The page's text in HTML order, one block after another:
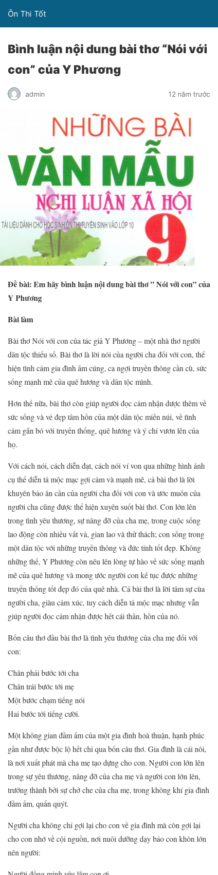
Ôn Thi Tốt
Bình luận nội dung bài thơ “Nói với
con” của Y Phương
admin 12 năm trước
Đề bài: Em hãy bình luận nội dung bài thơ ” Nói với con” của
Y Phương
Bài làm
Bài thơ Nói với con của tác giả Y Phương – một nhà thơ người
dân tộc thiểu số. Bài thơ là lời nói của người cha đối với con, thể
hiện tình cảm gia đình ấm cúng, ca ngợi truyền thông cần cù, sức
sống mạnh mẽ của quê hương và dân tộc mình.
Hơn thế nữa, bài thơ còn giúp người đọc cảm nhận dược thêm về
sức sống và vẻ đẹp tâm hồn của một dân tộc miền núi, về tình
cảm gắn bó với truyền thống, quê hương và ý chí vươn lên của
họ.
Với cách nói, cách diễn đạt, cách nói ví von qua những hình ảnh
cụ thể diễn tả mộc mạc gợi cảm và mạnh mẽ, cả bài thơ là lời
khuyên bảo ân cần của người cha đối với con và ước muốn của
người cha cũng được thể hiện xuyên suốt bài thơ. Con lớn lên
trong tình yêu thương, sự nâng đỡ của cha mẹ, trong cuộc sống
lao động còn nhiều vất vả, gian lao và thử thách; con sống trong
một dân tộc với những truyền thông và đức tính tốt đẹp. Không
những thế, Y Phương còn nêu lên lòng tự hào về sức sống mạnh
mẽ của quê hương và mong ước người con kế tục được những
truyền thống tốt đẹp đó của quê nhà. Cả bài thơ là lời tâm sự cùa
người cha, giàu cảm xúc, tuy cách diễn tả mộc mạc nhưng vẫn
giúp người đọc cảm nhận được hết cái thần, hồn của nó.
Bốn câu thơ đầu bài thơ là tình yêu thương của cha mẹ đối với
con:
Chân phải bước tới cha
Chân trái bước tới mẹ
Một bước chạm tiếng nói
Hai bước tới tiếng cười.
Một không gian đầm ấm của một gia đình hoà thuận, hạnh phúc
gần như được bộc lộ hết chỉ qua bốn câu thơ. Gia đình là cái nôi,
là nơi xuất phát mà cha mẹ tạo dựng cho con. Người con lớn lên
trong sự yêu thương, nâng đỡ của cha mẹ và người con lớn lên,
trưởng thành bởi sự chở che của cha mẹ, trong không khí gia đình
đầm ấm, quấn quýt.
Người cha không chỉ gợi lại cho con về gia đình mà còn gợi lại
cho con nhớ về cội nguồn, nơi nuôi dưỡng dạy bảo con khôn lớn
nên người: